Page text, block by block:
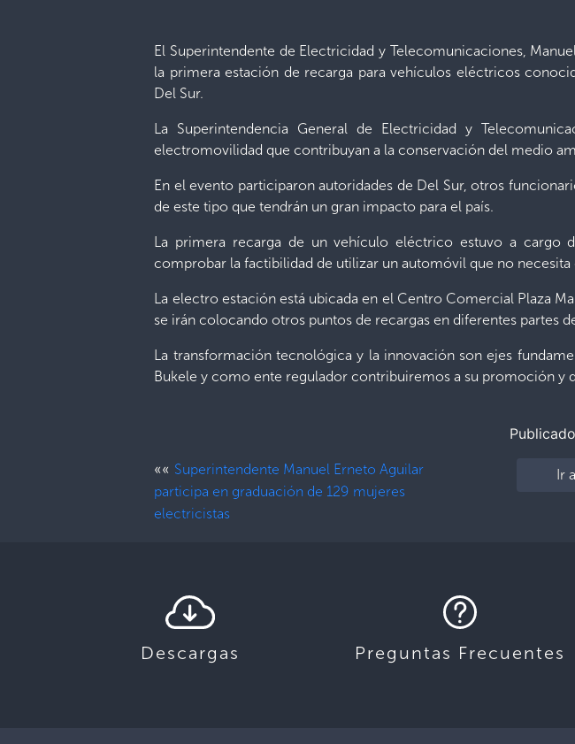
El Superintendente de Electricidad y Telecomunicaciones,
la primera estación de recarga para vehículos eléctricos
Del Sur.
La Superintendencia General de Electricidad y
electromovilidad que contribuyan a la conservación del medio
En el evento participaron autoridades de Del Sur, otros
de este tipo que tendrán un gran impacto para el país.
La primera recarga de un vehículo eléctrico estuvo a cargo
comprobar la factibilidad de utilizar un automóvil que no
La electro estación está ubicada en el Centro Comercial Plaza
se irán colocando otros puntos de recargas en diferentes partes
La transformación tecnológica y la innovación son ejes
Bukele y como ente regulador contribuiremos a su promoción y
«« Superintendente Manuel Erneto Aguilar
participa en graduación de 129 mujeres
electricistas
Ir
Descargas Preguntas Frecuentes